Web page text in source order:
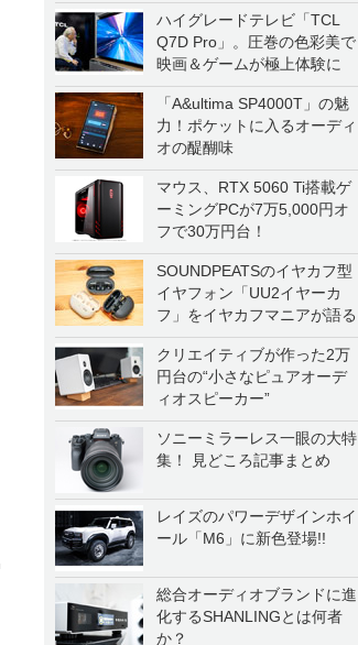
ハイグレードテレビ「TCL
Q7D Pro」。圧巻の色彩美で
映画＆ゲームが極上体験に
「A&ultima SP4000T」の魅
力！ポケットに入るオーディ
オの醍醐味
マウス、RTX 5060 Ti搭載ゲ
ーミングPCが7万5,000円オ
フで30万円台！
SOUNDPEATSのイヤカフ型
イヤフォン「UU2イヤーカ
フ」をイヤカフマニアが語る
クリエイティブが作った2万
円台の“小さなピュアオーデ
ィオスピーカー”
ソニーミラーレス一眼の大特
集！ 見どころ記事まとめ
レイズのパワーデザインホイ
ール「M6」に新色登場!!
総合オーディオブランドに進
化するSHANLINGとは何者
か？